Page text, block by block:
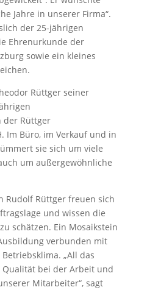
Jahre in unserer Firma“.
der 25-jährigen
Ehrenurkunde der
sowie ein kleines
Rüttger seiner
der Rüttger
Im Büro, im Verkauf und in
sie sich um viele
um außergewöhnliche
Rudolf Rüttger freuen sich
und wissen die
schätzen. Ein Mosaikstein
verbunden mit
„All das
bei der Arbeit und
Mitarbeiter“, sagt